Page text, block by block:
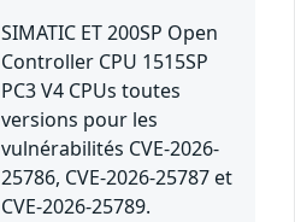
SIMATIC ET 200SP Open
Controller CPU 1515SP
PC3 V4 CPUs toutes
versions pour les
vulnérabilités CVE-2026-
25786, CVE-2026-25787 et
CVE-2026-25789.